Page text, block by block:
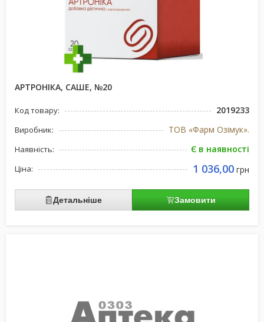
АРТРОНІКА, САШЕ, №20
Код товару: 2019233
Виробник: ТОВ «Фарм Озімук».
Наявність: Є в наявності
Ціна: 1 036,00 грн
Детальніше Замовити